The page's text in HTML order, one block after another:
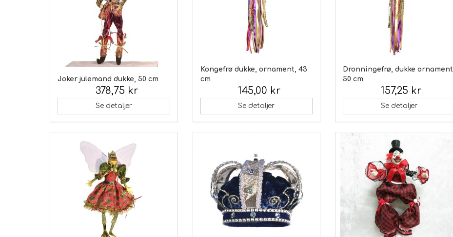
Joker julemand dukke, 50 cm
378,75 kr
Se detaljer
Kongefrø dukke, ornament, 43
cm
145,00 kr
Se detaljer
Dronningefrø, dukke ornament,
50 cm
157,25 kr
Se detaljer